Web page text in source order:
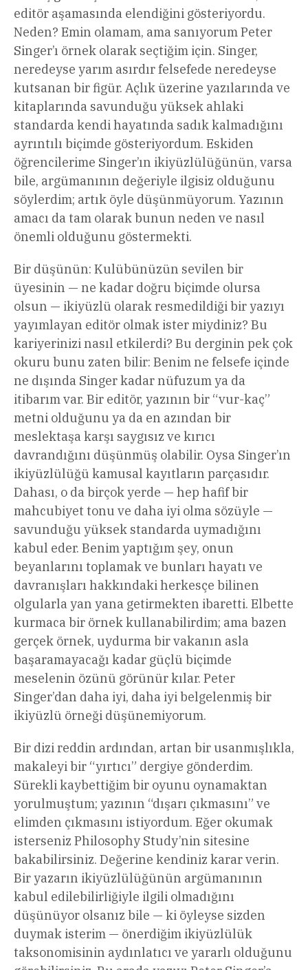
editör aşamasında elendiğini gösteriyordu.
Neden? Emin olamam, ama sanıyorum Peter
Singer’ı örnek olarak seçtiğim için. Singer,
neredeyse yarım asırdır felsefede neredeyse
kutsanan bir figür. Açlık üzerine yazılarında ve
kitaplarında savunduğu yüksek ahlaki
standarda kendi hayatında sadık kalmadığını
ayrıntılı biçimde gösteriyordum. Eskiden
öğrencilerime Singer’ın ikiyüzlülüğünün, varsa
bile, argümanının değeriyle ilgisiz olduğunu
söylerdim; artık öyle düşünmüyorum. Yazının
amacı da tam olarak bunun neden ve nasıl
önemli olduğunu göstermekti.
Bir düşünün: Kulübünüzün sevilen bir
üyesinin — ne kadar doğru biçimde olursa
olsun — ikiyüzlü olarak resmedildiği bir yazıyı
yayımlayan editör olmak ister miydiniz? Bu
kariyerinizi nasıl etkilerdi? Bu derginin pek çok
okuru bunu zaten bilir: Benim ne felsefe içinde
ne dışında Singer kadar nüfuzum ya da
itibarım var. Bir editör, yazının bir “vur-kaç”
metni olduğunu ya da en azından bir
meslektaşa karşı saygısız ve kırıcı
davrandığını düşünmüş olabilir. Oysa Singer’ın
ikiyüzlülüğü kamusal kayıtların parçasıdır.
Dahası, o da birçok yerde — hep hafif bir
mahcubiyet tonu ve daha iyi olma sözüyle —
savunduğu yüksek standarda uymadığını
kabul eder. Benim yaptığım şey, onun
beyanlarını toplamak ve bunları hayatı ve
davranışları hakkındaki herkesçe bilinen
olgularla yan yana getirmekten ibaretti. Elbette
kurmaca bir örnek kullanabilirdim; ama bazen
gerçek örnek, uydurma bir vakanın asla
başaramayacağı kadar güçlü biçimde
meselenin özünü görünür kılar. Peter
Singer’dan daha iyi, daha iyi belgelenmiş bir
ikiyüzlü örneği düşünemiyorum.
Bir dizi reddin ardından, artan bir usanmışlıkla,
makaleyi bir “yırtıcı” dergiye gönderdim.
Sürekli kaybettiğim bir oyunu oynamaktan
yorulmuştum; yazının “dışarı çıkmasını” ve
elimden çıkmasını istiyordum. Eğer okumak
isterseniz Philosophy Study’nin sitesine
bakabilirsiniz. Değerine kendiniz karar verin.
Bir yazarın ikiyüzlülüğünün argümanının
kabul edilebilirliğiyle ilgili olmadığını
düşünüyor olsanız bile — ki öyleyse sizden
duymak isterim — önerdiğim ikiyüzlülük
taksonomisinin aydınlatıcı ve yararlı olduğunu